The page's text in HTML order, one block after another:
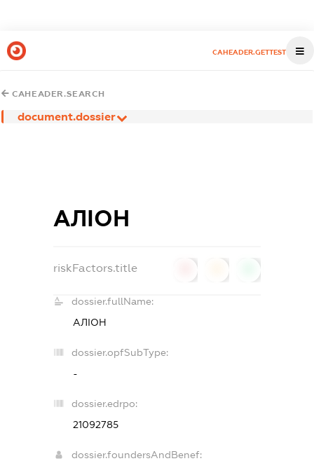
CAHEADER.GETTEST
CAHEADER.SEARCH
document.dossier
АЛІОН
riskFactors.title
dossier.fullName:
АЛІОН
dossier.opfSubType:
-
dossier.edrpo:
21092785
dossier.foundersAndBenef: